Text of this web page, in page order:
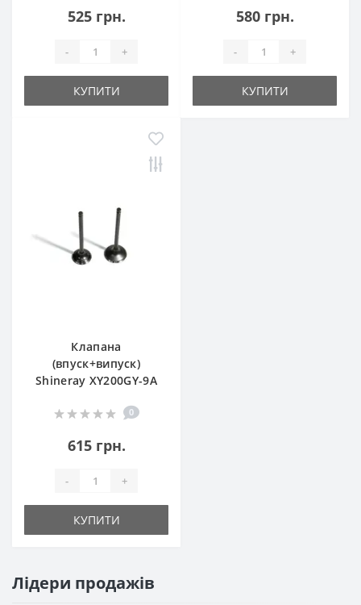
525 грн.
- +
КУПИТИ
580 грн.
- +
КУПИТИ
Клапана
(впуск+випуск)
Shineray XY200GY-9A
0
615 грн.
- +
КУПИТИ
Лідери продажів